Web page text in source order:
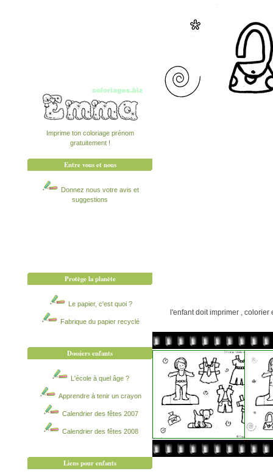
Imprime ton coloriage prénom
gratuitement !
Entre vous et nous
Donnez nous votre avis et
suggestions
Protège la planète
Le papier, c'est quoi ?
Fabrique du papier recyclé
Dossiers enfants
L'école à quel âge ?
Apprendre à tenir un crayon
Calendrier des fêtes 2007
Calendrier des fêtes 2008
Liens pour enfants
l'enfant doit imprimer ,